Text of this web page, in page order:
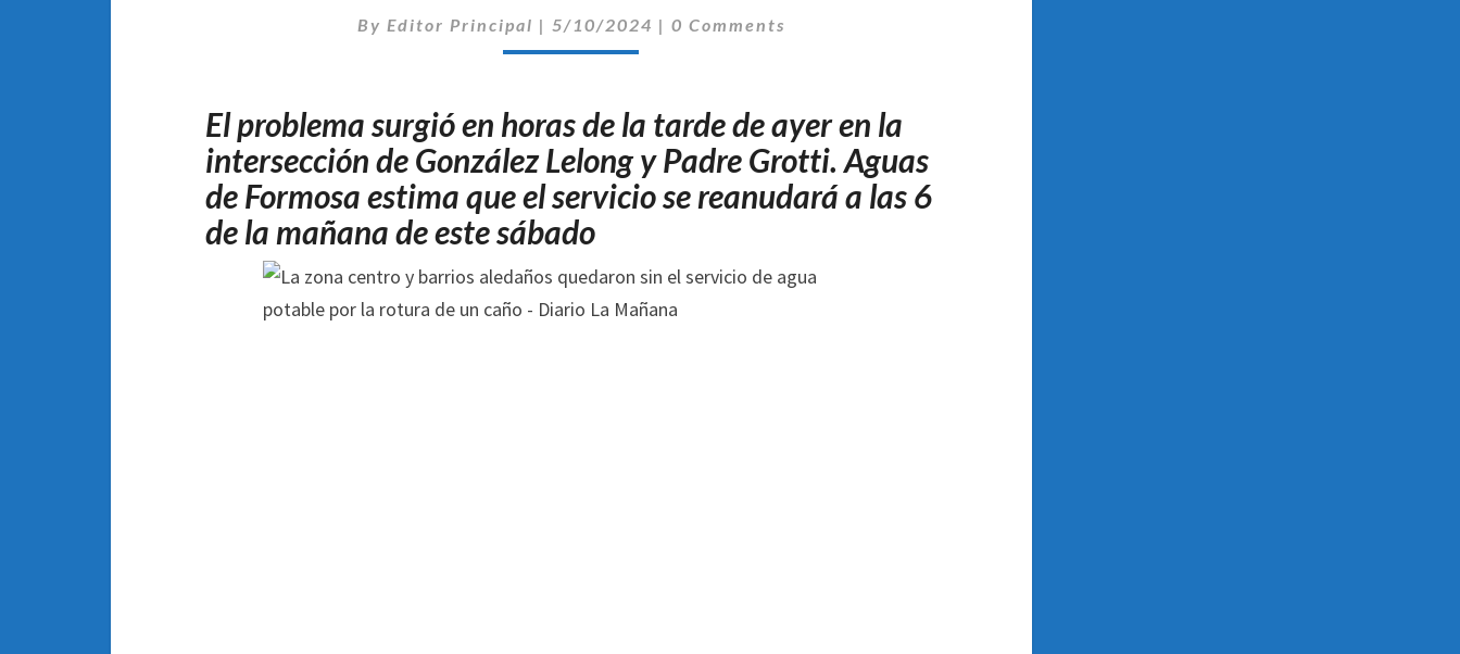
ALEDAÑOS
QUEDARON
SERVICIO
DE
AGUA
POTABLE
POR
ROTURA
DE
By Editor Principal | 5/10/2024 | Comentarios
0 Comments
El problema surgió en horas de la tarde de ayer en la
intersección de González Lelong y Padre Grotti. Aguas
de Formosa estima que el servicio se reanudará a las 6
de la mañana de este sábado